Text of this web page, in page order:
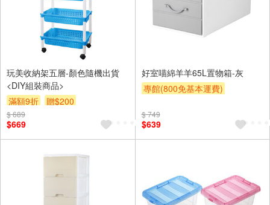
玩美收納架五層-顏色隨機出貨
<DIY組裝商品>
滿額9折
贈$200
$ 689
$669
好室喵綿羊羊65L置物箱-灰
專館(800免基本運費)
$ 749
$639